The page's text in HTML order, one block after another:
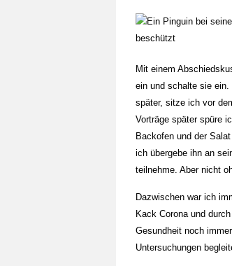
Mit einem
ein und schalte sie ein.
später, sitze ich vor
Vorträge später spüre
Backofen und der
ich übergebe ihn an
teilnehme. Aber nicht
Dazwischen war ich
Kack Corona und
Gesundheit noch
Untersuchungen